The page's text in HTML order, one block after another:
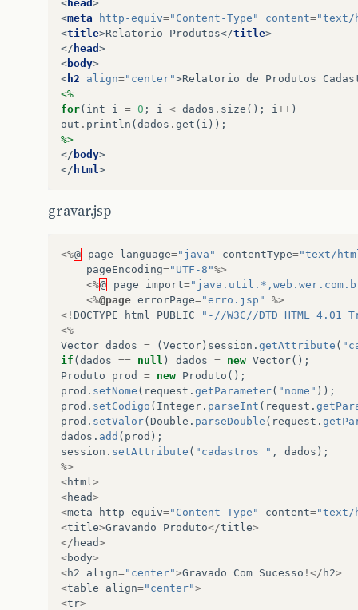
< head >
<meta http-equiv="Content-Type" content="text/
<title>Relatorio Produtos</title>
</ head >
<body>
< h2 align="center">Relatorio de Produtos
<%
for( int i = 0 ; i < dados . size (); i++ )
out . println ( dados . get ( i ));
%>
</ body>
</ html>
gravar.jsp
<%@ page language="java" contentType="text/
pageEncoding="UTF-8"%>
<%@ page import=
<%@page errorPage="erro.jsp"
%>
<! DOCTYPE html PUBLIC
"-//W3C//DTD HTML 4.01
<%
Vector dados = ( Vector ) session . getAttribute (
if ( dados == null ) dados = new Vector();
Produto
prod = new Produto ();
prod . setNome ( request . getParameter( "nome" ));
prod . setCodigo ( Integer . parseInt ( request .
prod . setValor( Double . parseDouble ( request .
dados . add ( prod );
session . setAttribute ( "cadastros	" , dados );
%>
<html >
<head>
<meta http -equiv="Content-Type" content="text/
<title>Gravando Produto</title>
</ head>
<body>
<h2 align="center">Gravado Com Sucesso !</ h2>
<table align="center">
<tr>